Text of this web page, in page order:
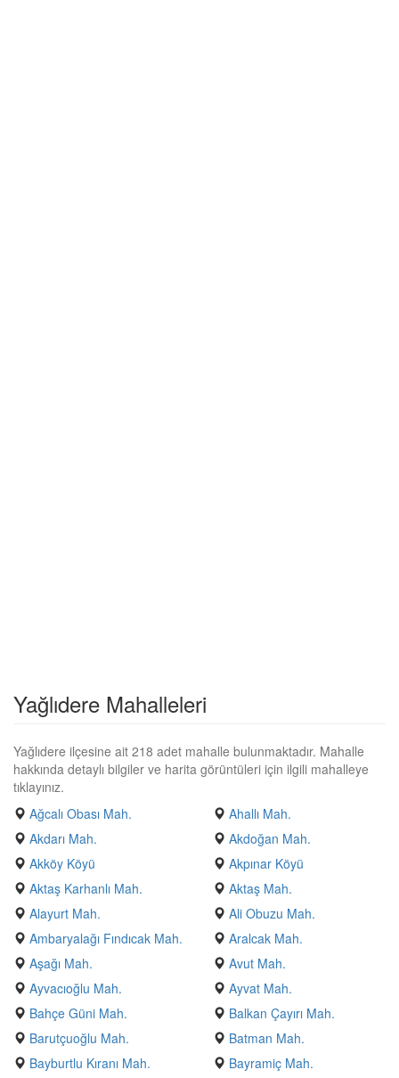
Yağlıdere Mahalleleri
Yağlıdere ilçesine ait 218 adet mahalle bulunmaktadır. Mahalle
hakkında detaylı bilgiler ve harita görüntüleri için ilgili mahalleye
tıklayınız.
Ağcalı Obası Mah.
Ahallı Mah.
Akdarı Mah.
Akdoğan Mah.
Akköy Köyü
Akpınar Köyü
Aktaş Karhanlı Mah.
Aktaş Mah.
Alayurt Mah.
Ali Obuzu Mah.
Ambaryalağı Fındıcak Mah.
Aralcak Mah.
Aşağı Mah.
Avut Mah.
Ayvacıoğlu Mah.
Ayvat Mah.
Bahçe Güni Mah.
Balkan Çayırı Mah.
Barutçuoğlu Mah.
Batman Mah.
Bayburtlu Kıranı Mah.
Bayramiç Mah.